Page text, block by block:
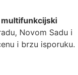
multifunkcijski
Novom Sadu i
i brzu isporuku.